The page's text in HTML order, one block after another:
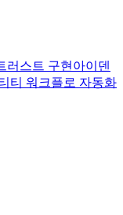
러스트 구현 아이덴
티 워크플로 자동화